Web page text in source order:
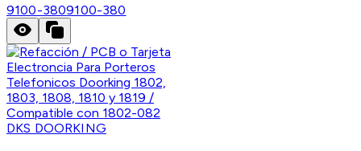
9100-3809100-380
DKS DOORKING